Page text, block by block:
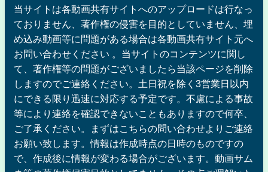
当サイトは各動画共有サイトへのアップロードは行なっ
ておりません、著作権の侵害を目的としていません、埋
め込み動画等に問題がある場合は各動画共有サイト元へ
お問い合わせください 。当サイトのコンテンツに関し
て、著作権等の問題がございましたら当該ページを削除
しますのでご連絡ください。土日祝を除く3営業日以内
にできる限り迅速に対応する予定です。不慮による事故
等により連絡を確認できないこともありますので何卒、
ご了承ください。まずはこちらの問い合わせよりご連絡
お願い致します。情報は作成時点の日時のものですの
で、作成後に情報が変わる場合がございます。動画サム